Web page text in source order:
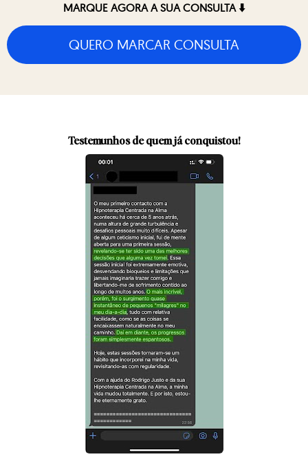
MARQUE AGORA A SUA CONSULTA ⬇️
QUERO MARCAR CONSULTA
Testemunhos de quem já conquistou!